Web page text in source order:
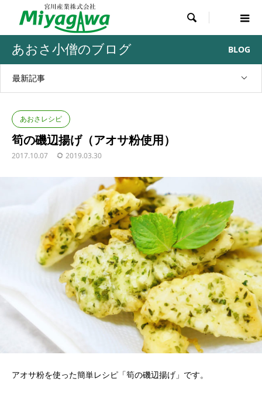

あおさ小僧のブログ BLOG
最新記事
あおさレシピ
筍の磯辺揚げ（アオサ粉使用）
2017.10.07 2019.03.30
アオサ粉を使った簡単レシピ「筍の磯辺揚げ」です。